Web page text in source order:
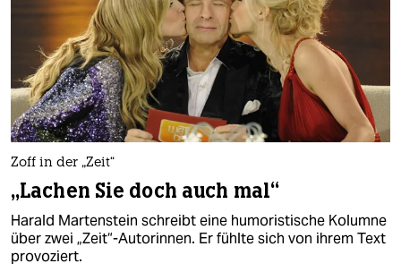
Zoff in der „Zeit“
„Lachen Sie doch auch mal“
Harald Martenstein schreibt eine humoristische Kolumne
über zwei „Zeit“-Autorinnen. Er fühlte sich von ihrem Text
provoziert.